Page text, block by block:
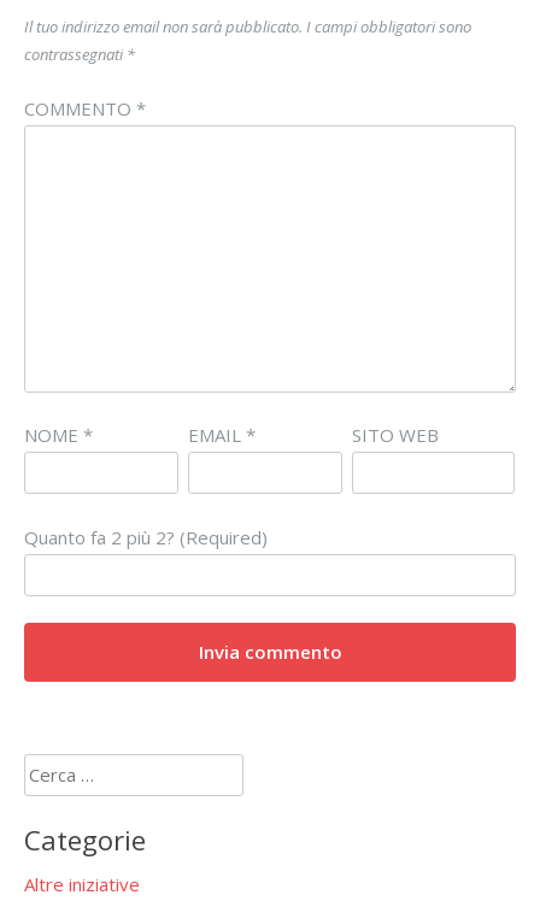
Il tuo indirizzo email non sarà pubblicato. I campi obbligatori sono
contrassegnati*
COMMENTO *
NOME * EMAIL * SITO WEB
Quanto fa 2 più 2? (Required)
Ricerca
per:
Categorie
Altre iniziative